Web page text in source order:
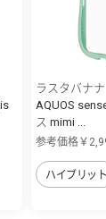
ラスタバナナ
AQUOS
ス mimi ...
参考価格￥
ハイブリット